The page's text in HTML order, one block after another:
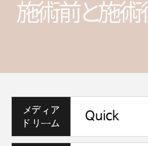
メディア
ドリーム
Quick